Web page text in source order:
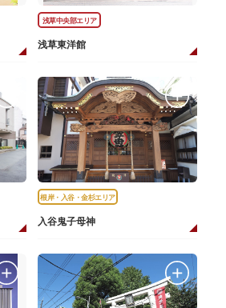
浅草中央部エリア
浅草東洋館
根岸・入谷・金杉エリア
入谷鬼子母神